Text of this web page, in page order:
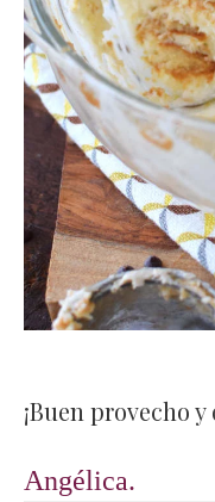
¡Buen provecho
Angélica.